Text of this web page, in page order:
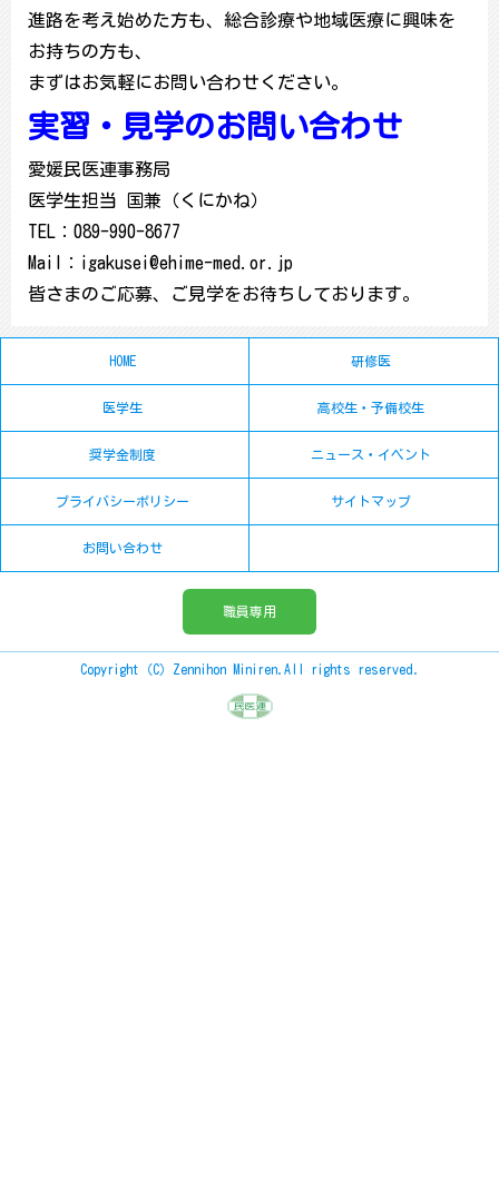
進路を考え始めた方も、総合診療や地域医療に興味を
お持ちの方も、
まずはお気軽にお問い合わせください。
実習・見学のお問い合わせ
愛媛民医連事務局
医学生担当 国兼（くにかね）
TEL：089-990-8677
Mail：igakusei@ehime-med.or.jp
皆さまのご応募、ご見学をお待ちしております。
HOME 研修医
医学生 高校生・予備校生
奨学金制度 ニュース・イベント
プライバシーポリシー サイトマップ
お問い合わせ
職員専用
Copyright（C）Zennihon Miniren.All rights reserved.